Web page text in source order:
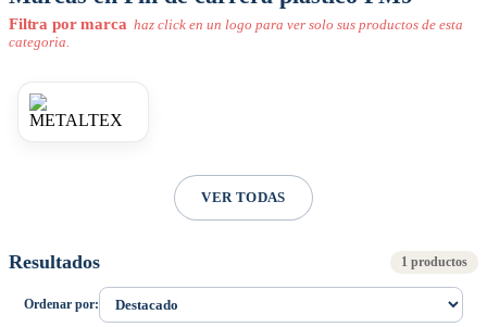
Filtra por marca haz click en un logo para ver solo sus productos de esta
categoria.
VER TODAS
Resultados 1 productos
Ordenar por: